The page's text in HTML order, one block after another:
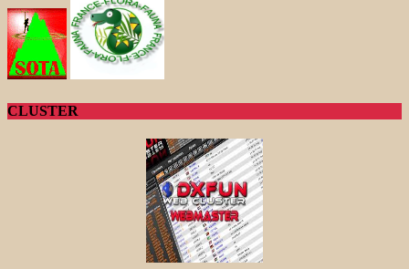
CLUSTER